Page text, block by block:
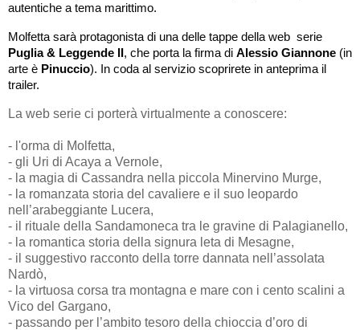
autentiche a tema marittimo.
Molfetta sarà protagonista di una delle tappe della web serie
Puglia & Leggende II, che porta la firma di Alessio Giannone (in
arte è Pinuccio). In coda al servizio scoprirete in anteprima il
trailer.
La web serie ci porterà virtualmente a conoscere:
- l'orma di Molfetta,
- gli Uri di Acaya a Vernole,
- la magia di Cassandra nella piccola Minervino Murge,
- la romanzata storia del cavaliere e il suo leopardo
nell’arabeggiante Lucera,
- il rituale della Sandamoneca tra le gravine di Palagianello,
- la romantica storia della signura leta di Mesagne,
- il suggestivo racconto della torre dannata nell’assolata
Nardò,
- la virtuosa corsa tra montagna e mare con i cento scalini a
Vico del Gargano,
- passando per l’ambito tesoro della chioccia d’oro di